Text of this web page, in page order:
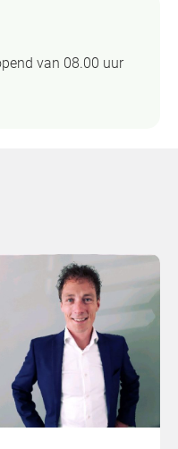
van 08.00 uur